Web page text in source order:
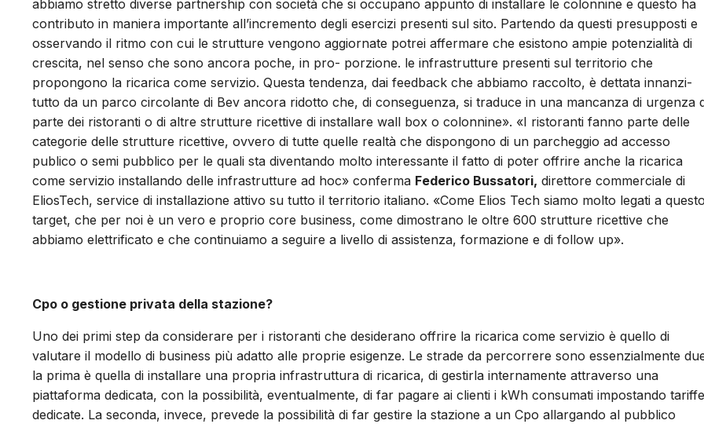
abbiamo stretto diverse partnership con società che si occupano appunto di installare le colonnine e questo ha
contributo in maniera importante all’incremento degli esercizi presenti sul sito. Partendo da questi presupposti e
osservando il ritmo con cui le strutture vengono aggiornate potrei affermare che esistono ampie potenzialità di
crescita, nel senso che sono ancora poche, in pro- porzione. le infrastrutture presenti sul territorio che
propongono la ricarica come servizio. Questa tendenza, dai feedback che abbiamo raccolto, è dettata innanzi-
tutto da un parco circolante di Bev ancora ridotto che, di conseguenza, si traduce in una mancanza di urgenza
parte dei ristoranti o di altre strutture ricettive di installare wall box o colonnine». «I ristoranti fanno parte delle
categorie delle strutture ricettive, ovvero di tutte quelle realtà che dispongono di un parcheggio ad accesso
publico o semi pubblico per le quali sta diventando molto interessante il fatto di poter offrire anche la ricarica
come servizio installando delle infrastrutture ad hoc» conferma Federico Bussatori, direttore commerciale di
EliosTech, service di installazione attivo su tutto il territorio italiano. «Come Elios Tech siamo molto legati a questo
target, che per noi è un vero e proprio core business, come dimostrano le oltre 600 strutture ricettive che
abbiamo elettrificato e che continuiamo a seguire a livello di assistenza, formazione e di follow up».
Cpo o gestione privata della stazione?
Uno dei primi step da considerare per i ristoranti che desiderano offrire la ricarica come servizio è quello di
valutare il modello di business più adatto alle proprie esigenze. Le strade da percorrere sono essenzialmente
la prima è quella di installare una propria infrastruttura di ricarica, di gestirla internamente attraverso una
piattaforma dedicata, con la possibilità, eventualmente, di far pagare ai clienti i kWh consumati impostando tariffe
dedicate. La seconda, invece, prevede la possibilità di far gestire la stazione a un Cpo allargando al pubblico